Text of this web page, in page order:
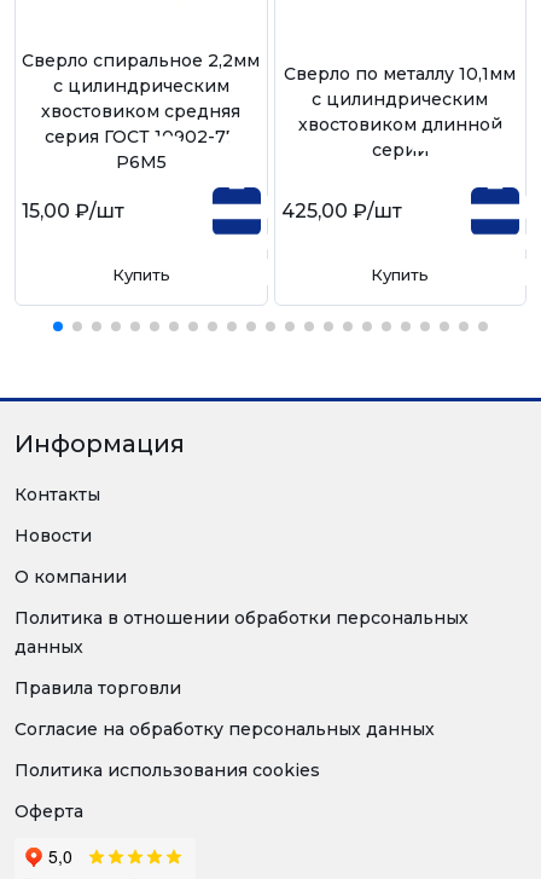
Сверло спиральное 2,2мм
с цилиндрическим
хвостовиком средняя
серия ГОСТ 10902-77
Р6М5
15,00 ₽/шт
Купить
Сверло по металлу 10,1мм
с цилиндрическим
хвостовиком длинной
серии
425,00 ₽/шт
Купить
Информация
Контакты
Новости
О компании
Политика в отношении обработки персональных
данных
Правила торговли
Согласие на обработку персональных данных
Политика использования cookies
Оферта